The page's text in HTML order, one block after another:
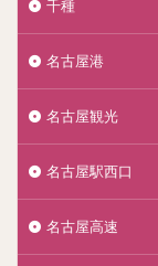
千種
名古屋港
名古屋観光
名古屋駅西口
名古屋高速